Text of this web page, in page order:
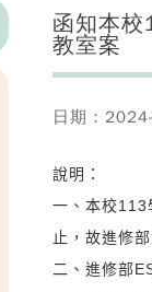
函知本
教室案
日期：
說明：
一、本校113
止，故進修
二、進修部